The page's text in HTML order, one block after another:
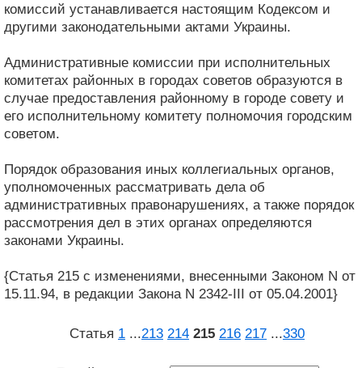
комиссий устанавливается настоящим Кодексом и
другими законодательными актами Украины.
Административные комиссии при исполнительных
комитетах районных в городах советов образуются в
случае предоставления районному в городе совету и
его исполнительному комитету полномочия городским
советом.
Порядок образования иных коллегиальных органов,
уполномоченных рассматривать дела об
административных правонарушениях, а также порядок
рассмотрения дел в этих органах определяются
законами Украины.
{Статья 215 с изменениями, внесенными Законом N от
15.11.94, в редакции Закона N 2342-III от 05.04.2001}
Статья 1 ...213 214 215 216 217 ...330